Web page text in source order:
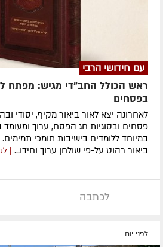
עם חידושי הרבי
ראש הכולל החב"די מגיש: מפתח
בפסחים
לאחרונה ​יצא לאור ביאור מקיף, יסודי
פסחים ובסוגיות חג הפסח, ערוך
במיוחד ללומדים בישיבות תומכי
ביאור רהוט על-פי שולחן ערוך וחידו... |
לכתבה
לפני יום